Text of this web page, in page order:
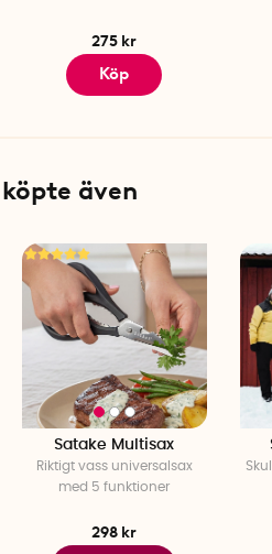
275 kr
Köp
även
Satake Multisax
Riktigt vass universalsax
med 5 funktioner
298 kr